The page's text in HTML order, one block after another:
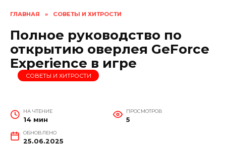
ГЛАВНАЯ » СОВЕТЫ И ХИТРОСТИ
Полное руководство по
открытию оверлея GeForce
Experience в игре
СОВЕТЫ И ХИТРОСТИ
НА ЧТЕНИЕ
14 мин
ПРОСМОТРОВ
5
ОБНОВЛЕНО
25.06.2025